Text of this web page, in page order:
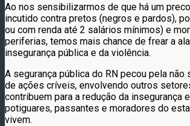
Ao nos sensibilizarmos de que há um
incutido contra pretos (negros e pardos),
ou com renda até 2 salários mínimos) e
periferias, temos mais chance de frear a
insegurança pública e da violência.
A segurança pública do RN pecou pela
de ações críveis, envolvendo outros
contribuem para a redução da insegurança
potiguares, passantes e moradores do
vivem.